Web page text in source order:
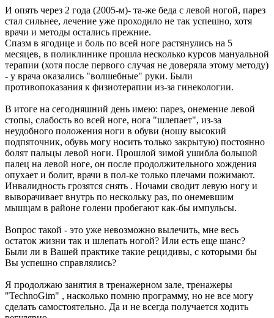
И опять через 2 года (2005-м)- та-же беда с левой ногой, парез
стал сильнее, лечение уже проходило не так успешно, хотя
врачи и методы остались прежние.
Спазм в ягодице и боль по всей ноге растянулись на 5
месяцев, в поликлинике прошла несколько курсов мануальной
терапии (хотя после первого случая не доверяла этому методу)
- у врача оказались "волшебные" руки. Были
противопоказания к физиотерапии из-за гинекологии.
В итоге на сегодняшний день имею: парез, онемение левой
стопы, слабость во всей ноге, нога "шлепает", из-за
неудобного положения ноги в обуви (ношу высокий
подпяточник, обувь могу носить только закрытую) постоянно
болят пальцы левой ноги. Прошлой зимой ушибла большой
палец на левой ноге, он после продолжительного хождения
опухает и болит, врачи в пол-ке только плечами пожимают.
Инвалидность грозятся снять . Ночами сводит левую ногу и
выворачивает внутрь по нескольку раз, по онемевшим
мышцам в районе голени пробегают как-бы импульсы.
Вопрос такой - это уже невозможно вылечить, мне весь
остаток жизни так и шлепать ногой? Или есть еще шанс?
Были ли в Вашей практике такие рецидивы, с которыми бы
Вы успешно справлялись?
Я продолжаю занятия в тренажерном зале, тренажеры
"TechnoGim" , насколько помню программу, но не все могу
сделать самостоятельно. Да и не всегда получается ходить